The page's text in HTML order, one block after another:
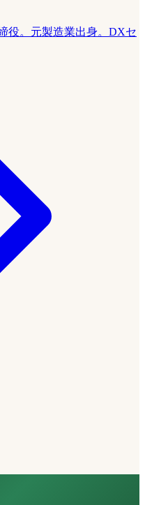
役。元製造業出身。DXセ